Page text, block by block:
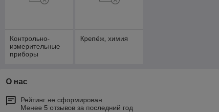
Контрольно-
измерительные
приборы
Крепёж, химия
О нас
Рейтинг не сформирован
Менее 5 отзывов за последний год